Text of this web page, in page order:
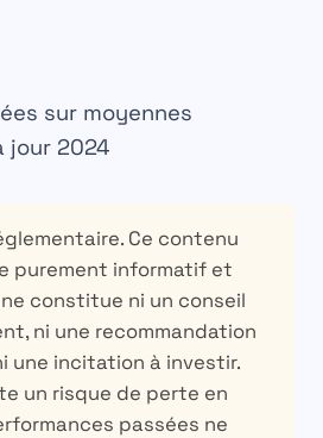
sur moyennes
jour 2024
Ce contenu
purement informatif et
constitue ni un conseil
ni une recommandation
une incitation à investir.
un risque de perte en
passées ne